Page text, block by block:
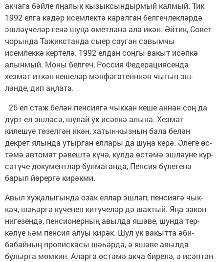
акчага бәйле яңалык кызыксындырмый калмый. Тик
1992 елга кадәр исем­лектә каралган белгеч­лек­ләрдә
эшләүчеләр генә шу­ңа өметләнә ала икән. Әйтик, Совет
чорында Та­җик­станда сыер сауган савымчы
исемлеккә кертелә. 1992 елдан соңгы вакыт исәпкә
алынмый. Моны белгеч, Россия Федерация­сендә
хезмәт иткән кешеләр мәнфәгатенннән чыгып эш­
ләнде, дип аңлата.
26 ел стаж белән пен­сиягә чыккан кеше аннан соң да
дүрт ел эшләсә, шулай ук исәпкә алына. Хезмәт
килешүе төзелгән икән, ха­тын-кызның бала белән
декрет ялында утырган еллары да шуңа керә. Әлеге өс­
тәмә автомат рәвештә күчә, кулда өстәмә эшләүне күр­
сәтүче документлар бул­маганда, Пенсия бүле­генә
барып йөрергә кирәк­ми.
Авыл хуҗалыгында озак еллар эшләп, пенсиягә чык­
кач, шәһәргә күченеп китү­челәр дә шактый. Яңа закон
нигезендә, пенсио­нерның авылда яшәве, шунда тер­
кәлүе һәм пенсия алуы ки­рәк. Шул ук вакытта әби-
бабайның пропискасы шә­һәрдә, ә яшәве авылда
булырга мөмкин. Аларга өс­тәмә акча бирелә, ә исәптән